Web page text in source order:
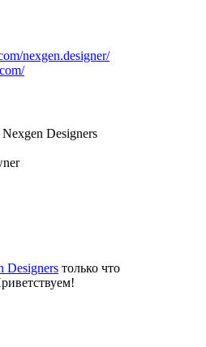
nexgen.designer/
Nexgen Designers
Designers только что